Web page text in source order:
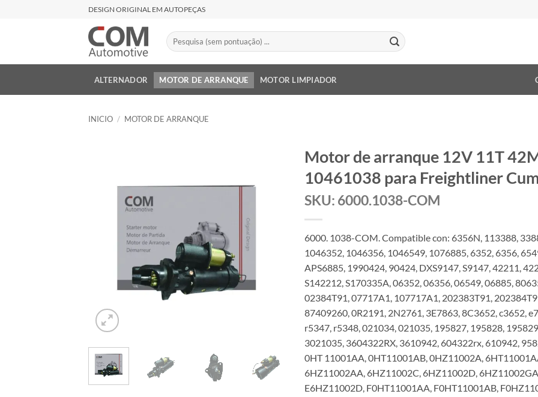
DESIGN ORIGINAL EM AUTOPEÇAS
Buscar
por:
ALTERNADOR MOTOR DE ARRANQUE MOTOR LIMPIADOR
INICIO / MOTOR DE ARRANQUE
Motor de arranque 12V 11T
10461038 para Freightliner
SKU: 6000.1038-COM
6000. 1038-COM. Compatible con: 6356N, 113388,
1046352, 1046356, 1046549, 1076885, 6352, 6356,
APS6885, 1990424, 90424, DXS9147, S9147, 42211,
S142212, S170335A, 06352, 06356, 06549, 06885,
02384T91, 07717A1, 107717A1, 202383T91,
87409260, 0R2191, 2N2761, 3E7863, 8C3652, c3652,
r5347, r5348, 021034, 021035, 195827, 195828,
3021035, 3604322RX, 3610942, 604322rx, 610942,
0HT 11001AA, 0HT11001AB, 0HZ11002A,
6HZ11002AA, 6HZ11002C, 6HZ11002D,
E6HZ11002D, F0HT11001AA, F0HT11001AB,